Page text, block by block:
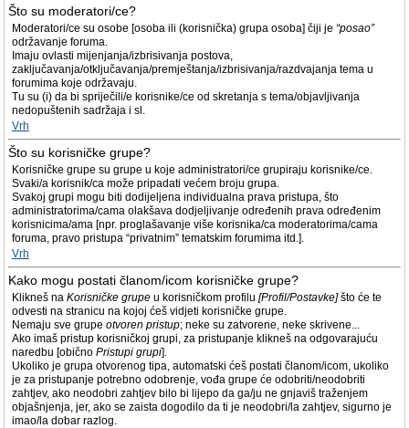
Što su moderatori/ce?
Moderatori/ce su osobe [osoba ili (korisnička) grupa osoba] čiji je “posao”
održavanje foruma.
Imaju ovlasti mijenjanja/izbrisivanja postova,
zaključavanja/otključavanja/premještanja/izbrisivanja/razdvajanja tema u
forumima koje održavaju.
Tu su (i) da bi spriječili/e korisnike/ce od skretanja s tema/objavljivanja
nedopuštenih sadržaja i sl.
Vrh
Što su korisničke grupe?
Korisničke grupe su grupe u koje administratori/ce grupiraju korisnike/ce.
Svaki/a korisnik/ca može pripadati većem broju grupa.
Svakoj grupi mogu biti dodijeljena individualna prava pristupa, što
administratorima/cama olakšava dodjeljivanje određenih prava određenim
korisnicima/ama [npr. proglašavanje više korisnika/ca moderatorima/cama
foruma, pravo pristupa “privatnim” tematskim forumima itd.].
Vrh
Kako mogu postati članom/icom korisničke grupe?
Klikneš na Korisničke grupe u korisničkom profilu [Profil/Postavke]što će te
odvesti na stranicu na kojoj ćeš vidjeti korisničke grupe.
Nemaju sve grupe otvoren pristup; neke su zatvorene, neke skrivene...
Ako imaš pristup korisničkoj grupi, za pristupanje klikneš na odgovarajuću
naredbu [obično Pristupi grupi].
Ukoliko je grupa otvorenog tipa, automatski ćeš postati članom/icom, ukoliko
je za pristupanje potrebno odobrenje, vođa grupe će odobriti/neodobriti
zahtjev, ako neodobri zahtjev bilo bi lijepo da ga/ju ne gnjaviš traženjem
objašnjenja, jer, ako se zaista dogodilo da ti je neodobri/la zahtjev, sigurno je
imao/la dobar razlog.